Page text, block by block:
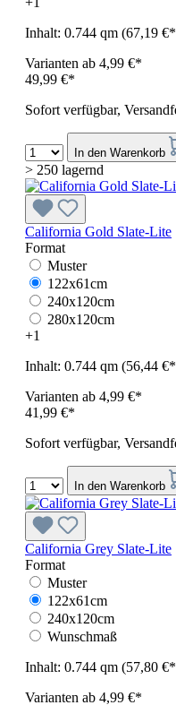
Inhalt: 0.744 qm (67,19
Varianten ab 4,99 €*
49,99 €*
Sofort verfügbar,
In den Warenkorb
> 250 lagernd
California Gold Slate-Lite
Format
Muster
122x61cm
240x120cm
280x120cm
+1
Inhalt: 0.744 qm (56,44
Varianten ab 4,99 €*
41,99 €*
Sofort verfügbar,
In den Warenkorb
California Grey Slate-Lite
Format
Muster
122x61cm
240x120cm
Wunschmaß
Inhalt: 0.744 qm (57,80
Varianten ab 4,99 €*